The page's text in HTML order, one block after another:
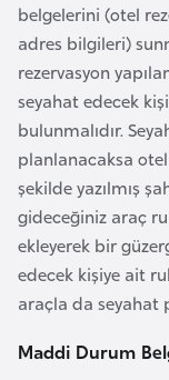
belgelerini (otel
adres bilgileri)
rezervasyon
seyahat edecek
bulunmalıdır.
planlanacaksa
şekilde yazılmış
gideceğiniz araç
ekleyerek bir
edecek kişiye ait
araçla da seyahat
Maddi Durum
H
i
n
d
i
s
t
a
n